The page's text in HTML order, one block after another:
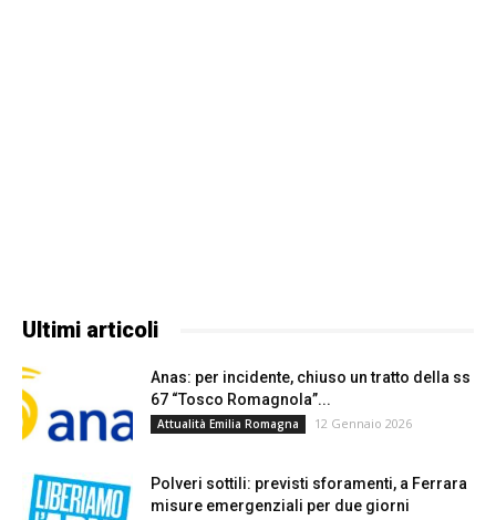
Ultimi articoli
Anas: per incidente, chiuso un tratto della ss
67 “Tosco Romagnola”...
Attualità Emilia Romagna 12 Gennaio 2026
Polveri sottili: previsti sforamenti, a Ferrara
misure emergenziali per due giorni